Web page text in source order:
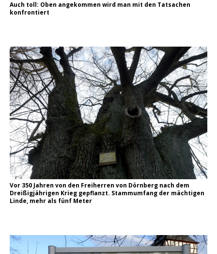
Auch toll: Oben angekommen wird man mit den Tatsachen
konfrontiert
Vor 350 Jahren von den Freiherren von Dörnberg nach dem
Dreißigjährigen Krieg gepflanzt. Stammumfang der mächtigen
Linde, mehr als fünf Meter